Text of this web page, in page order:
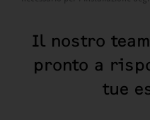
Il nostro
pronto a
tue